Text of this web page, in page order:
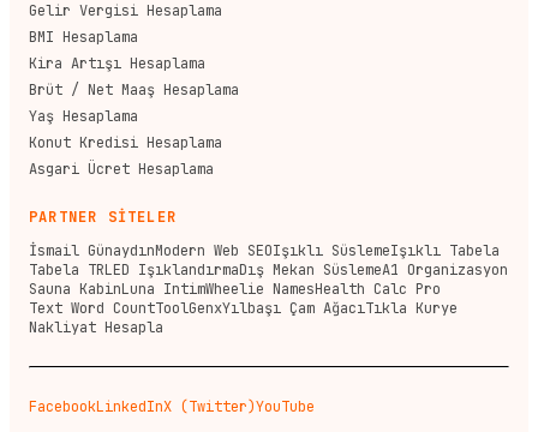
Gelir Vergisi Hesaplama
BMI Hesaplama
Kira Artışı Hesaplama
Brüt / Net Maaş Hesaplama
Yaş Hesaplama
Konut Kredisi Hesaplama
Asgari Ücret Hesaplama
PARTNER SİTELER
İsmail GünaydınModern Web SEOIşıklı SüslemeIşıklı Tabela
Tabela TRLED IşıklandırmaDış Mekan SüslemeA1 Organizasyon
Sauna KabinLuna IntimWheelie NamesHealth Calc Pro
Text Word CountToolGenxYılbaşı Çam AğacıTıkla Kurye
Nakliyat Hesapla
FacebookLinkedInX (Twitter)YouTube